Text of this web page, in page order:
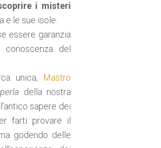
i misteri
e le sue isole.
essere garanzia
del
unica, Mastro
perla della nostra
sapere dei
farti provare il
godendo delle